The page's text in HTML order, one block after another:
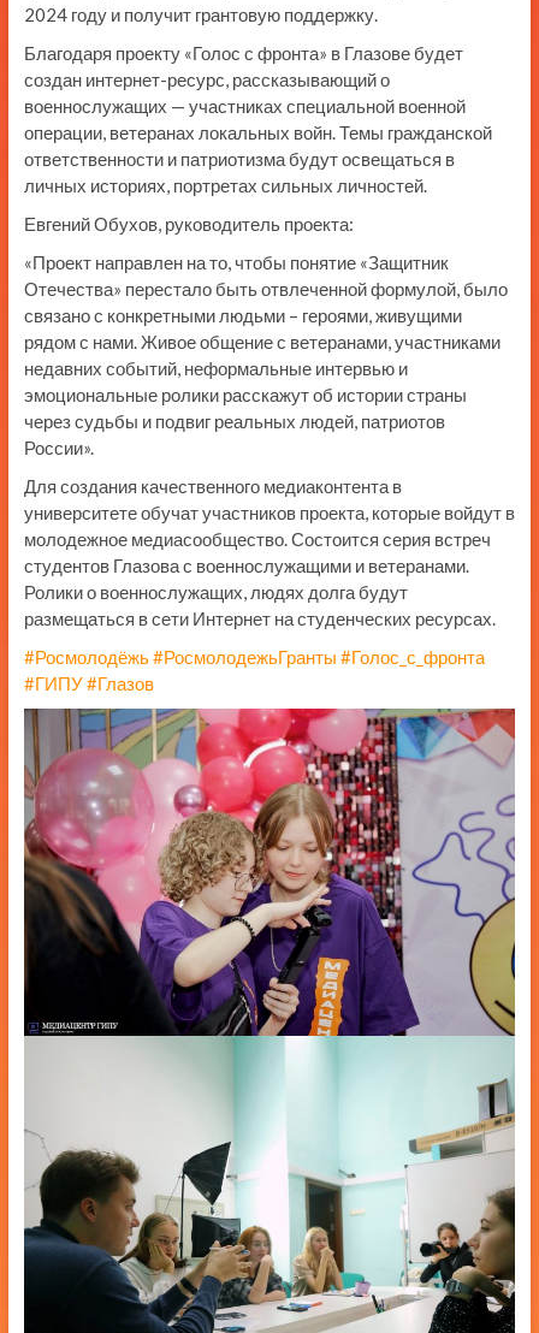
2024 году и получит грантовую поддержку.
Благодаря проекту «Голос с фронта» в Глазове будет
создан интернет-ресурс, рассказывающий о
военнослужащих — участниках специальной военной
операции, ветеранах локальных войн. Темы гражданской
ответственности и патриотизма будут освещаться в
личных историях, портретах сильных личностей.
Евгений Обухов, руководитель проекта:
«Проект направлен на то, чтобы понятие «Защитник
Отечества» перестало быть отвлеченной формулой, было
связано с конкретными людьми – героями, живущими
рядом с нами. Живое общение с ветеранами, участниками
недавних событий, неформальные интервью и
эмоциональные ролики расскажут об истории страны
через судьбы и подвиг реальных людей, патриотов
России».
Для создания качественного медиаконтента в
университете обучат участников проекта, которые войдут в
молодежное медиасообщество. Состоится серия встреч
студентов Глазова с военнослужащими и ветеранами.
Ролики о военнослужащих, людях долга будут
размещаться в сети Интернет на студенческих ресурсах.
#Росмолодёжь#РосмолодежьГранты #Голос_с_фронта
#ГИПУ#Глазов